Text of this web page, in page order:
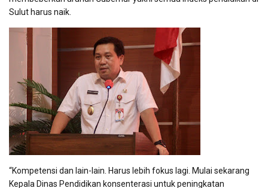
Sulut harus naik.
“Kompetensi dan lain-lain. Harus lebih fokus lagi. Mulai sekarang
Kepala Dinas Pendidikan konsenterasi untuk peningkatan